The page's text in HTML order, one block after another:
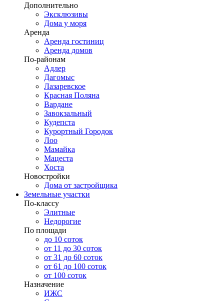
Дополнительно
Эксклюзивы
Дома у моря
Аренда
Аренда гостиниц
Аренда домов
По-районам
Адлер
Дагомыс
Лазаревское
Красная Поляна
Вардане
Завокзальный
Кудепста
Курортный Городок
Лоо
Мамайка
Мацеста
Хоста
Новостройки
Дома от застройщика
Земельные участки
По-классу
Элитные
Недорогие
По площади
до 10 соток
от 11 до 30 соток
от 31 до 60 соток
от 61 до 100 соток
от 100 соток
Назначение
ИЖС